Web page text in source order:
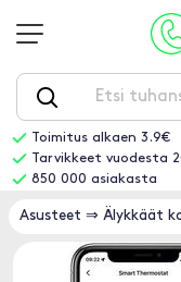
Toimitus alkaen 3.9€
Tarvikkeet vuodesta
850 000 asiakasta
Asusteet ⇒ Älykkäät